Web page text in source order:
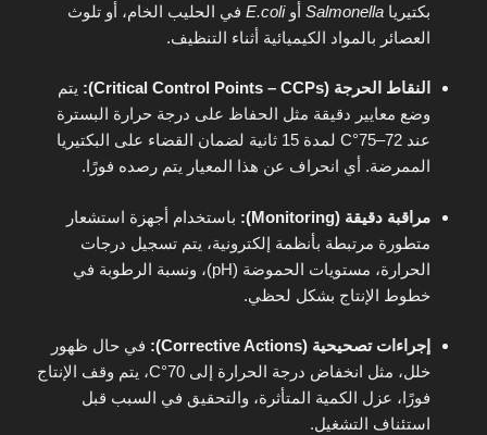
بكتيرياSalmonella أوE.coli في الحليب الخام، أو تلوث
العصائر بالمواد الكيميائية أثناء التنظيف.
النقاط الحرجة (Critical Control Points – CCPs):
يتم
وضع معايير دقيقة مثل الحفاظ على درجة حرارة البسترة
عند 72–75°C لمدة 15 ثانية لضمان القضاء على البكتيريا
الممرضة. أي انحراف عن هذا المعيار يتم رصده فورًا.
مراقبة دقيقة (Monitoring):
باستخدام أجهزة استشعار
متطورة مرتبطة بأنظمة إلكترونية، يتم تسجيل درجات
الحرارة، مستويات الحموضة (pH)، ونسبة الرطوبة في
خطوط الإنتاج بشكل لحظي.
إجراءات تصحيحية (Corrective Actions):
في حال ظهور
خلل، مثل انخفاض درجة الحرارة إلى 70°C، يتم وقف الإنتاج
فورًا، عزل الكمية المتأثرة، والتحقيق في السبب قبل
استئناف التشغيل.